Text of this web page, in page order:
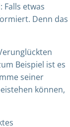
etwas
Denn das
Beispiel ist es
seiner
können,